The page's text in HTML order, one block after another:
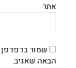
אתר
שמור
הבאה שאגיב.